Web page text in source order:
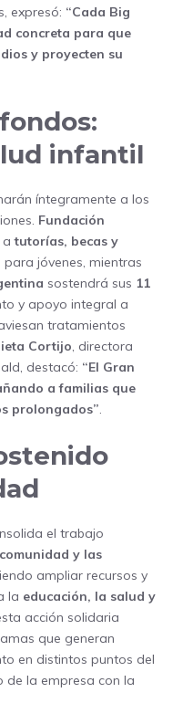
expresó: “Cada Big
concreta para que
y proyecten su
infantil
íntegramente a los
Fundación
atutorías, becas y
para jóvenes, mientras
sostendrá sus 11
y apoyo integral a
tratamientos
Cortijo, directora
destacó: “El Gran
a familias que
prolongados”.
el trabajo
y las
ampliar recursos y
la educación, la salud y
acción solidaria
que generan
en distintos puntos del
de la empresa con la